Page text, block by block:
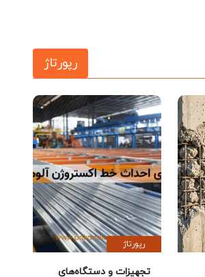
رپورتاژ
رپورتاژ
تجهیزات و دستگاه‌های